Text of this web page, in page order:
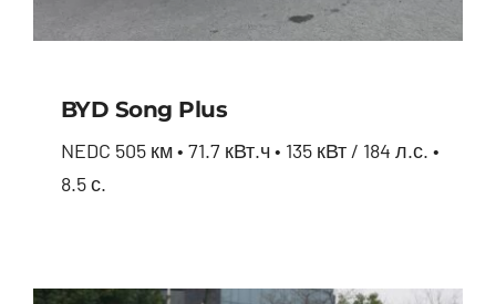
BYD Song Plus
NEDC 505 км • 71.7 кВт.ч • 135 кВт / 184 л.с. •
8.5 с.